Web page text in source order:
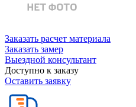
Заказать расчет материала
Заказать замер
Выездной консультант
Доступно к заказу
Оставить заявку